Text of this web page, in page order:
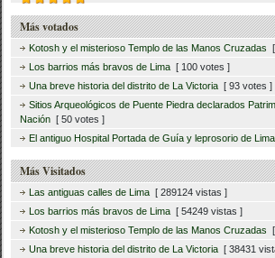
Más votados
Kotosh y el misterioso Templo de las Manos Cruzadas
Los barrios más bravos de Lima [ 100 votes ]
Una breve historia del distrito de La Victoria [ 93 votes ]
Sitios Arqueológicos de Puente Piedra declarados
Nación [ 50 votes ]
El antiguo Hospital Portada de Guía y leprosorio de Lima
Más Visitados
Las antiguas calles de Lima [ 289124 vistas ]
Los barrios más bravos de Lima [ 54249 vistas ]
Kotosh y el misterioso Templo de las Manos Cruzadas
Una breve historia del distrito de La Victoria [ 38431